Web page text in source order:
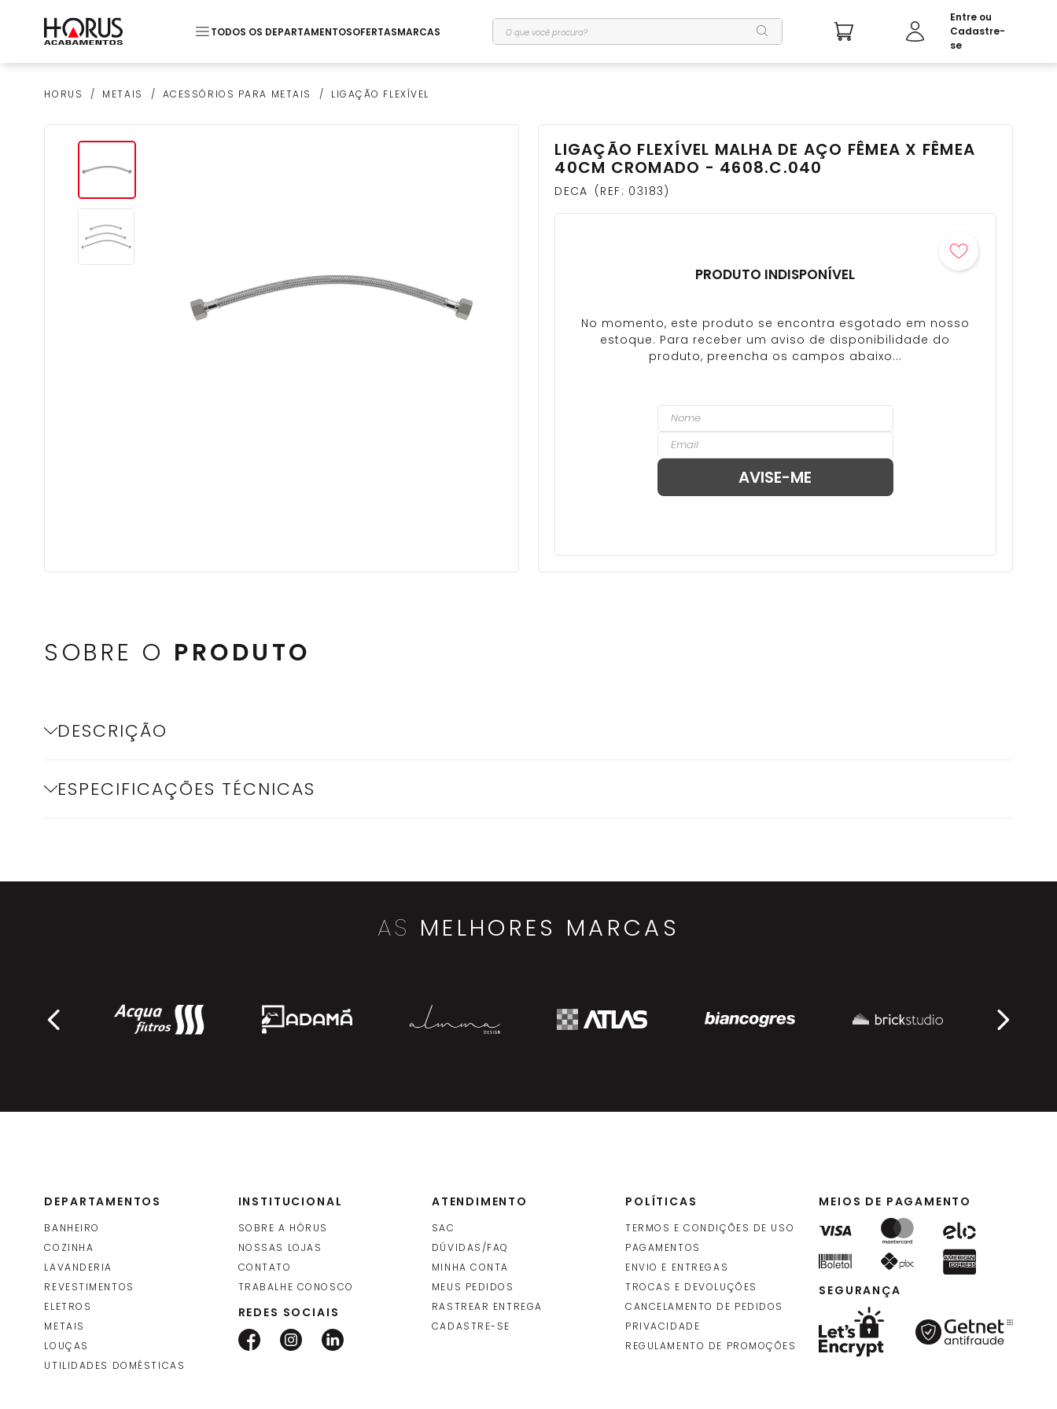
TODOS OS DEPARTAMENTOSOFERTASMARCAS O que você procura?
HORUS METAIS ACESSÓRIOS PARA METAIS LIGAÇÃO FLEXÍVEL
LIGAÇÃO FLEXÍVEL MALHA DE AÇO FÊMEA X FÊMEA
40CM CROMADO - 4608.C.040
DECA REF: 03183
PRODUTO INDISPONÍVEL
SOBRE O PRODUTO
DESCRIÇÃO
ESPECIFICAÇÕES TÉCNICAS
AS MELHORES MARCAS
DEPARTAMENTOS
BANHEIRO
COZINHA
LAVANDERIA
REVESTIMENTOS
ELETROS
METAIS
LOUÇAS
UTILIDADES DOMÉSTICAS
INSTITUCIONAL
SOBRE A HÓRUS
NOSSAS LOJAS
CONTATO
TRABALHE CONOSCO
REDES SOCIAIS
ATENDIMENTO
SAC
DÚVIDAS/FAQ
MINHA CONTA
MEUS PEDIDOS
RASTREAR ENTREGA
CADASTRE-SE
POLÍTICAS
TERMOS E CONDIÇÕES DE USO
PAGAMENTOS
ENVIO E ENTREGAS
TROCAS E DEVOLUÇÕES
CANCELAMENTO DE PEDIDOS
PRIVACIDADE
REGULAMENTO DE PROMOÇÕES
MEIOS DE PAGAMENTO
SEGURANÇA